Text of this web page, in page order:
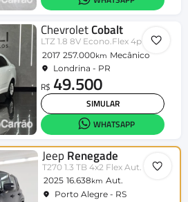
ChevroletCobalt
LTZ 1.8 8V Econo.Flex 4p Mec.
2017 257.000km Mecânico
Londrina - PR
R$ 49.500
SIMULAR
WHATSAPP
Jeep Renegade
T270 1.3 TB 4x2 Flex Aut.
2025 16.638km Aut.
Porto Alegre - RS